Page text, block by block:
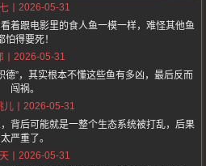
2026-05-31
着跟电影里的食人鱼一模一样，难怪其他鱼
怕得要死！
2026-05-31
德”，其实根本不懂这些鱼有多凶，最后反而
闯祸。
儿
2026-05-31
背后可能就是一整个生态系统被打乱，后果
太严重了。
2026-05-31